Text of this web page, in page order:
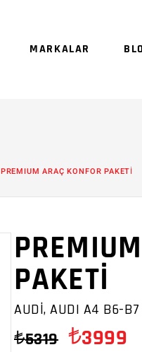
MARKALAR
PREMIUM ARAÇ KONFOR PAKETİ
PAKETİ
AUDİ, AUDI A4 B6-
5319 3999